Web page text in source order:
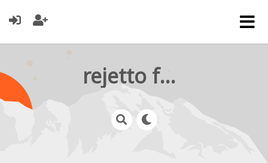
rejetto forum